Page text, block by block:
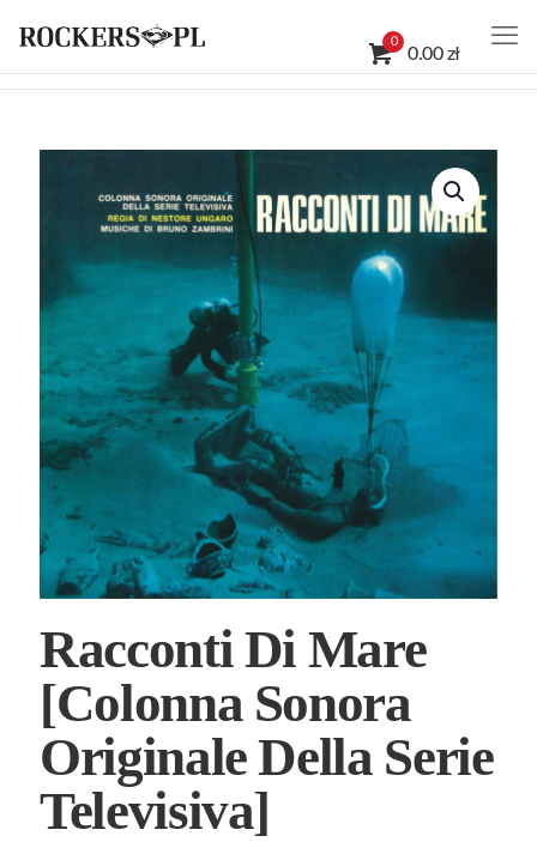
0
0.00 zł
Racconti Di Mare
[Colonna Sonora
Originale Della Serie
Televisiva]